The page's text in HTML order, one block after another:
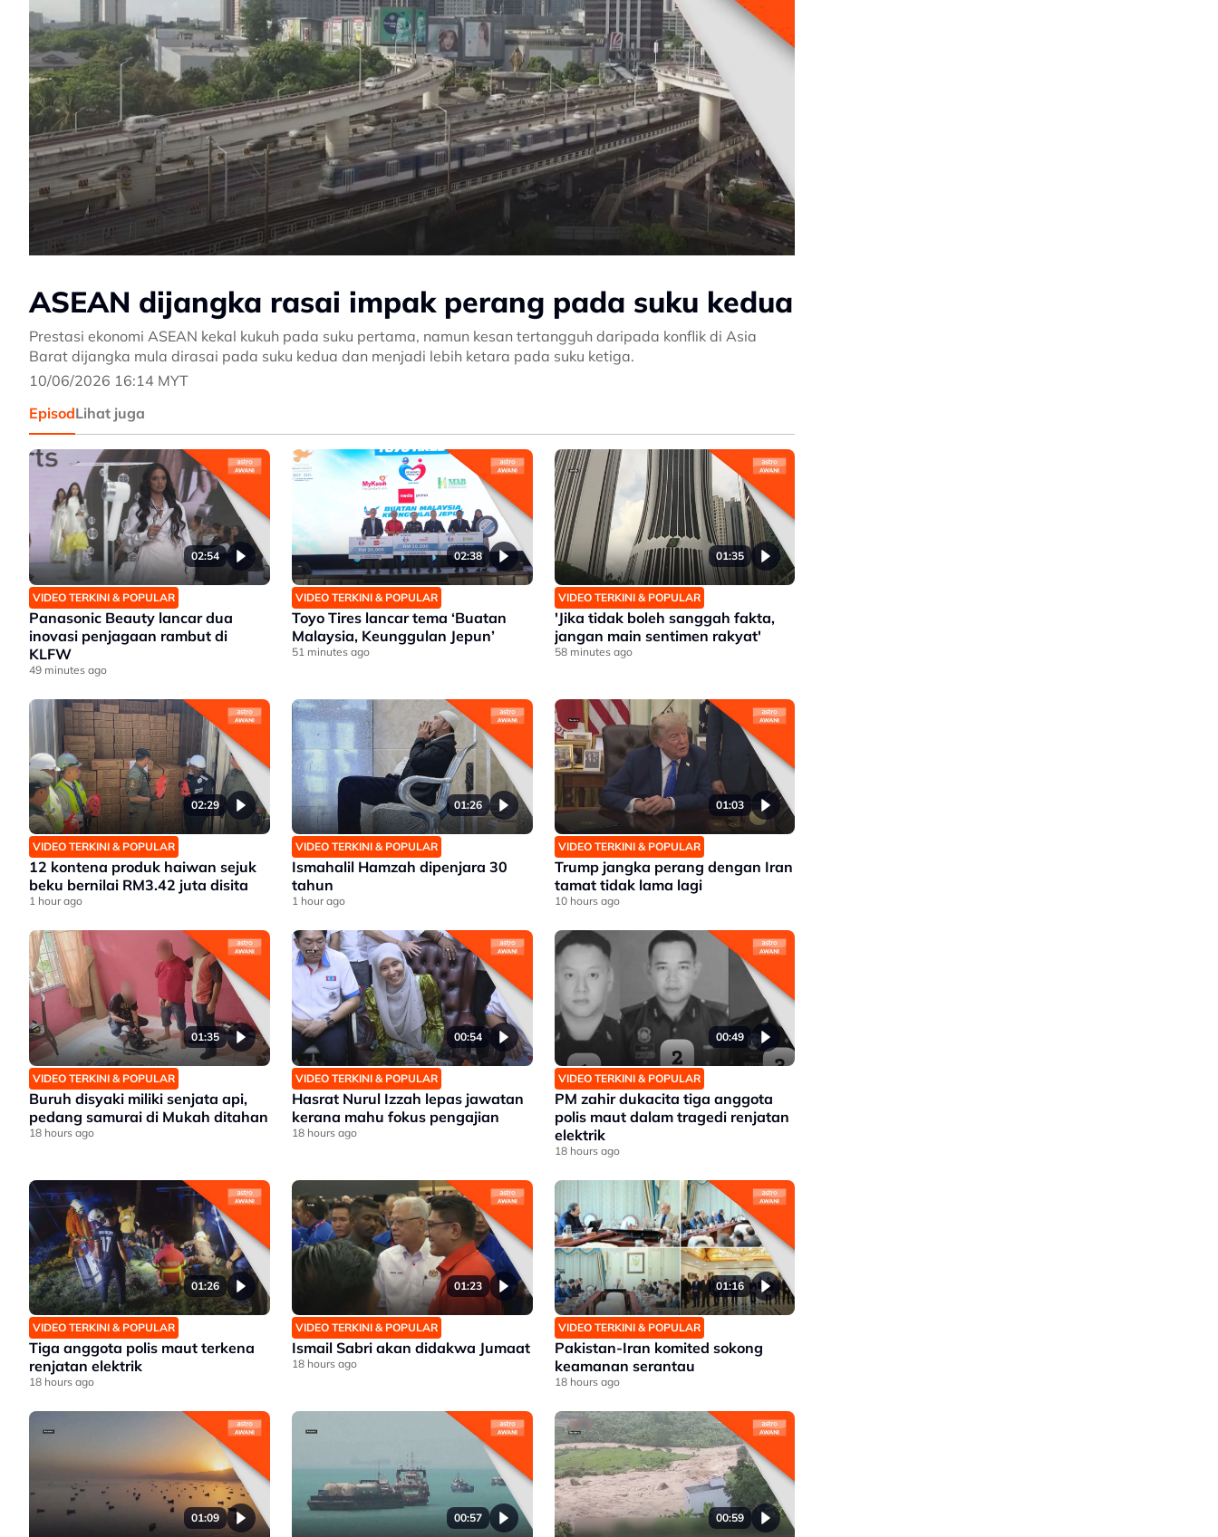
ASEAN dijangka rasai impak perang pada suku kedua
Prestasi ekonomi ASEAN kekal kukuh pada suku pertama, namun kesan tertangguh daripada konflik di Asia
Barat dijangka mula dirasai pada suku kedua dan menjadi lebih ketara pada suku ketiga.
10/06/2026 16:14 MYT
EpisodLihat juga
02:54
VIDEO TERKINI & POPULAR
Panasonic Beauty lancar dua
inovasi penjagaan rambut di
KLFW
49 minutes ago
02:38
VIDEO TERKINI & POPULAR
Toyo Tires lancar tema ‘Buatan
Malaysia, Keunggulan Jepun’
51 minutes ago
01:35
VIDEO TERKINI & POPULAR
'Jika tidak boleh sanggah fakta,
jangan main sentimen rakyat'
58 minutes ago
02:29
VIDEO TERKINI & POPULAR
12 kontena produk haiwan sejuk
beku bernilai RM3.42 juta disita
1 hour ago
01:26
VIDEO TERKINI & POPULAR
Ismahalil Hamzah dipenjara 30
tahun
1 hour ago
01:03
VIDEO TERKINI & POPULAR
Trump jangka perang dengan Iran
tamat tidak lama lagi
10 hours ago
01:35
VIDEO TERKINI & POPULAR
Buruh disyaki miliki senjata api,
pedang samurai di Mukah ditahan
18 hours ago
00:54
VIDEO TERKINI & POPULAR
Hasrat Nurul Izzah lepas jawatan
kerana mahu fokus pengajian
18 hours ago
00:49
VIDEO TERKINI & POPULAR
PM zahir dukacita tiga anggota
polis maut dalam tragedi renjatan
elektrik
18 hours ago
01:26
VIDEO TERKINI & POPULAR
Tiga anggota polis maut terkena
renjatan elektrik
18 hours ago
01:23
VIDEO TERKINI & POPULAR
Ismail Sabri akan didakwa Jumaat
18 hours ago
01:16
VIDEO TERKINI & POPULAR
Pakistan-Iran komited sokong
keamanan serantau
18 hours ago
01:09 00:57 00:59